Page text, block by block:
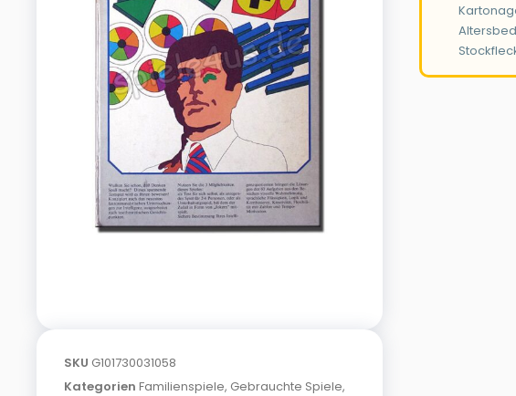
SKU G101730031058
Kategorien Familienspiele, Gebrauchte Spiele,